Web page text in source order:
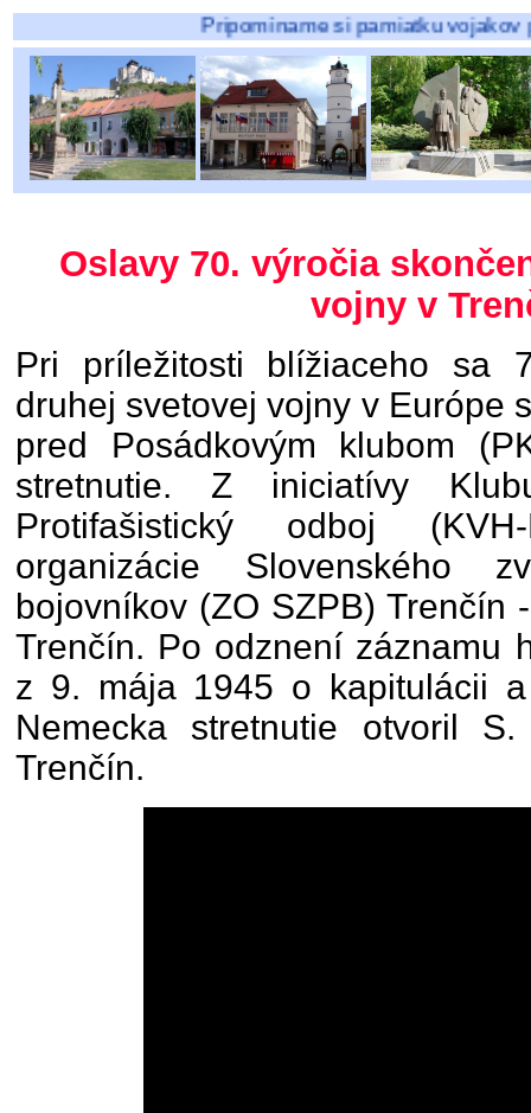
Pripomíname si pamiatku vojakov padlých
Oslavy 70. výročia
vojny v
Pri príležitosti blížiaceho sa
druhej svetovej vojny v Európe
pred Posádkovým klubom
stretnutie. Z iniciatívy
Protifašistický odboj
organizácie Slovenského
bojovníkov (ZO SZPB) Trenčín
Trenčín. Po odznení záznamu
z 9. mája 1945 o kapitulácii a
Nemecka stretnutie otvoril
Trenčín.